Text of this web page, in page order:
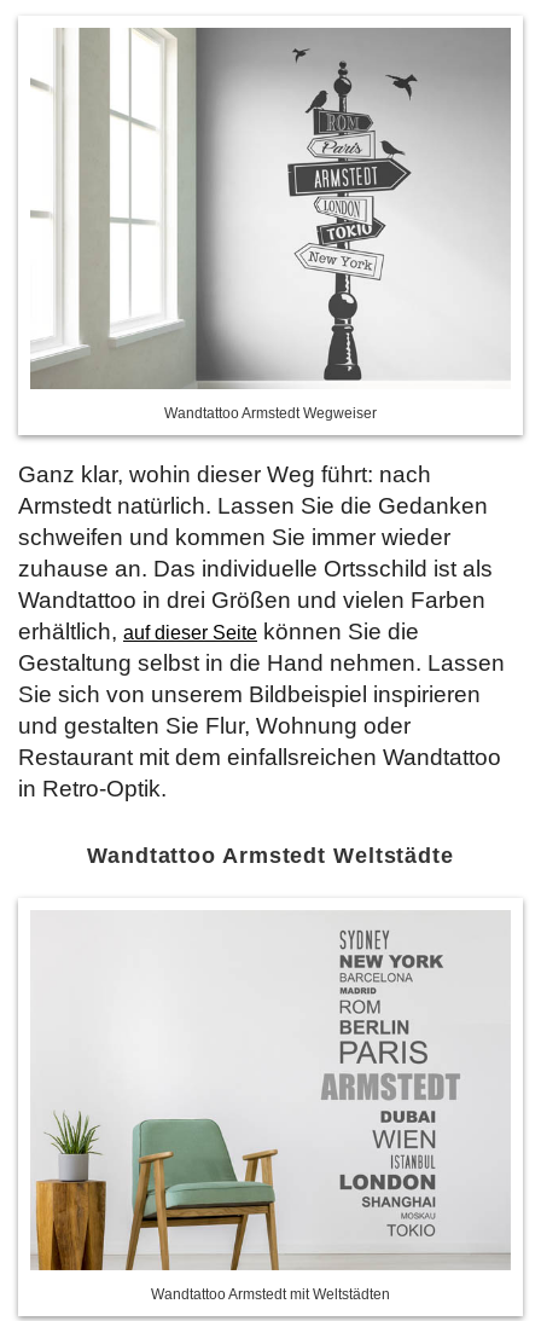
Wandtattoo Armstedt Wegweiser
Ganz klar, wohin dieser Weg führt: nach
Armstedt natürlich. Lassen Sie die Gedanken
schweifen und kommen Sie immer wieder
zuhause an. Das individuelle Ortsschild ist als
Wandtattoo in drei Größen und vielen Farben
erhältlich, auf dieser Seite können Sie die
Gestaltung selbst in die Hand nehmen. Lassen
Sie sich von unserem Bildbeispiel inspirieren
und gestalten Sie Flur, Wohnung oder
Restaurant mit dem einfallsreichen Wandtattoo
in Retro-Optik.
Wandtattoo Armstedt Weltstädte
Wandtattoo Armstedt mit Weltstädten